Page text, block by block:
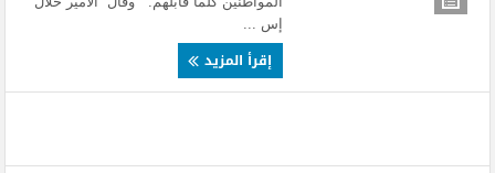
إس ...
إقرأ المزيد